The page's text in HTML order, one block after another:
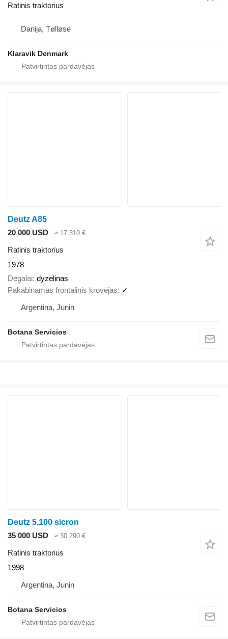
Ratinis traktorius
Danija, Tølløse
Klaravik Denmark
Deutz A85
20 000 USD
≈ 17 310 €
Ratinis traktorius
1978
Degalai dyzelinas
Pakabinamas frontalinis krovėjas
✓
Argentina, Junin
Botana Servicios
Deutz 5.100 sicron
35 000 USD
≈ 30 290 €
Ratinis traktorius
1998
Argentina, Junin
Botana Servicios